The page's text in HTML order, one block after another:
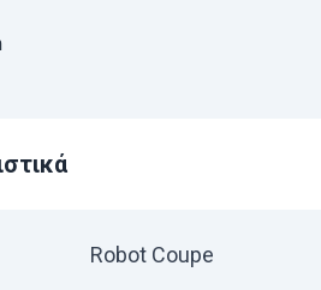
Robot Coupe